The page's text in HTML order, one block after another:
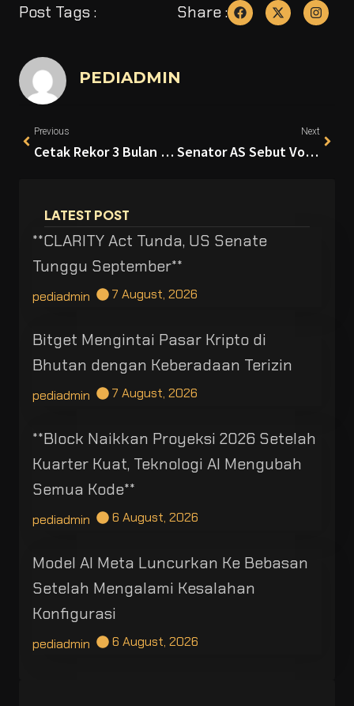
Post Tags : Share :
PEDIADMIN
Previous
Cetak Rekor 3 Bulan Terakhir, Bitcoin Tembus US$80.000 Didorong Derasnya Inflow ETF
Next
Senator AS Sebut Voting Regulasi Struktur Pasar Kripto Bisa Terjadi Sebelum Agustus
LATEST POST
**CLARITY Act Tunda, US Senate
Tunggu September**
pediadmin 7 August, 2026
Bitget Mengintai Pasar Kripto di
Bhutan dengan Keberadaan Terizin
pediadmin 7 August, 2026
**Block Naikkan Proyeksi 2026 Setelah
Kuarter Kuat, Teknologi AI Mengubah
Semua Kode**
pediadmin 6 August, 2026
Model AI Meta Luncurkan Ke Bebasan
Setelah Mengalami Kesalahan
Konfigurasi
pediadmin 6 August, 2026